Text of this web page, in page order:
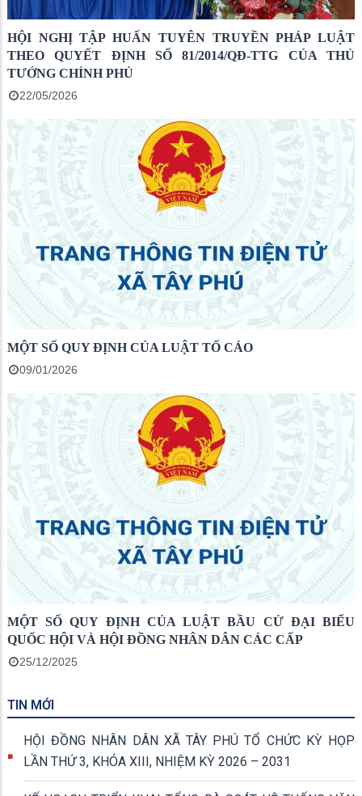
HỘI NGHỊ TẬP HUẤN TUYÊN TRUYỀN PHÁP LUẬT
THEO QUYẾT ĐỊNH SỐ 81/2014/QĐ-TTG CỦA THỦ
TƯỚNG CHÍNH PHỦ
22/05/2026
MỘT SỐ QUY ĐỊNH CỦA LUẬT TỐ CÁO
09/01/2026
MỘT SỐ QUY ĐỊNH CỦA LUẬT BẦU CỬ ĐẠI BIỂU
QUỐC HỘI VÀ HỘI ĐỒNG NHÂN DÂN CÁC CẤP
25/12/2025
TIN MỚI
HỘI ĐỒNG NHÂN DÂN XÃ TÂY PHÚ TỔ CHỨC KỲ HỌP
LẦN THỨ 3, KHÓA XIII, NHIỆM KỲ 2026 – 2031